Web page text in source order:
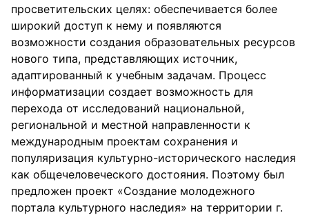
просветительских целях: обеспечивается более
широкий доступ к нему и появляются
возможности создания образовательных ресурсов
нового типа, представляющих источник,
адаптированный к учебным задачам. Процесс
информатизации создает возможность для
перехода от исследований национальной,
региональной и местной направленности к
международным проектам сохранения и
популяризация культурно-исторического наследия
как общечеловеческого достояния. Поэтому был
предложен проект «Создание молодежного
портала культурного наследия» на территории г.